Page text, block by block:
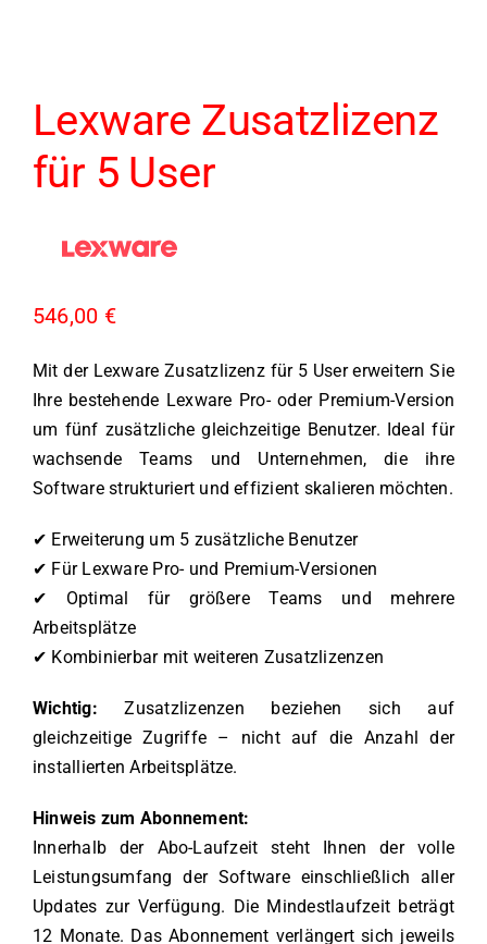
Lexware Zusatzlizenz
für 5 User
546,00 €
Mit der Lexware Zusatzlizenz für 5 User erweitern Sie
Ihre bestehende Lexware Pro- oder Premium-Version
um fünf zusätzliche gleichzeitige Benutzer. Ideal für
wachsende Teams und Unternehmen, die ihre
Software strukturiert und effizient skalieren möchten.
✔ Erweiterung um 5 zusätzliche Benutzer
✔ Für Lexware Pro- und Premium-Versionen
✔ Optimal für größere Teams und mehrere
Arbeitsplätze
✔ Kombinierbar mit weiteren Zusatzlizenzen
Wichtig: Zusatzlizenzen beziehen sich auf
gleichzeitige Zugriffe – nicht auf die Anzahl der
installierten Arbeitsplätze.
Hinweis zum Abonnement:
Innerhalb der Abo-Laufzeit steht Ihnen der volle
Leistungsumfang der Software einschließlich aller
Updates zur Verfügung. Die Mindestlaufzeit beträgt
12 Monate. Das Abonnement verlängert sich jeweils